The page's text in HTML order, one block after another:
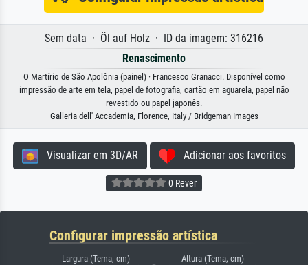
Sem data · Öl auf Holz · ID da imagem: 316216
Renascimento
O Martírio de São Apolônia (painel) · Francesco Granacci. Disponível como
impressão de arte em tela, papel de fotografia, cartão em aguarela, papel não
revestido ou papel japonês.
Galleria dell' Accademia, Florence, Italy / Bridgeman Images
Visualizar em 3D/AR Adicionar aos favoritos
0 Rever
Configurar impressão artística
Largura (Tema, cm) Altura (Tema, cm)